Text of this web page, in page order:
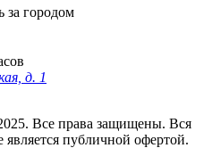
за городом
д. 1
Все права защищены. Вся
публичной офертой.